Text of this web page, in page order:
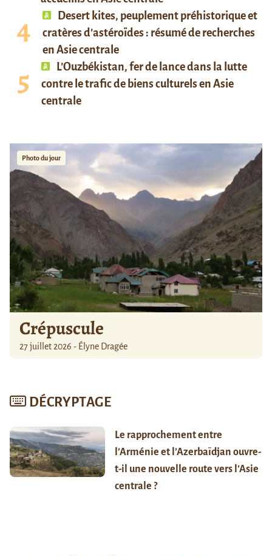
Desert kites, peuplement préhistorique et
cratères d’astéroïdes : résumé de recherches
en Asie centrale
L’Ouzbékistan, fer de lance dans la lutte
contre le trafic de biens culturels en Asie
centrale
Photo du jour
Crépuscule
27 juillet 2026 - Élyne Dragée
DÉCRYPTAGE
Le rapprochement entre
l’Arménie et l’Azerbaïdjan ouvre-
t-il une nouvelle route vers l’Asie
centrale ?